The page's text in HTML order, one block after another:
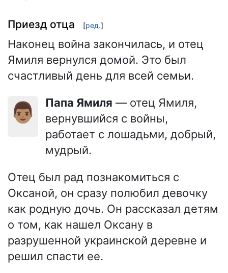
Приезд отца [ред.]
Наконец война закончилась, и отец
Ямиля вернулся домой. Это был
счастливый день для всей семьи.
👨🏽 Папа Ямиля — отец Ямиля,
вернувшийся с войны,
работает с лошадьми, добрый,
мудрый.
Отец был рад познакомиться с
Оксаной, он сразу полюбил девочку
как родную дочь. Он рассказал детям
о том, как нашел Оксану в
разрушенной украинской деревне и
решил спасти ее.